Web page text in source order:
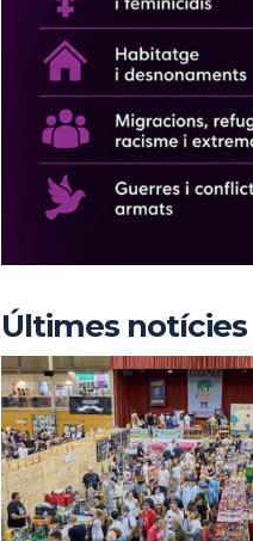
Últimes notícies